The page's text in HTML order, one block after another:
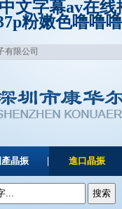
文字幕av在
粉嫩色噜噜
有限公司
產晶振 進口晶振